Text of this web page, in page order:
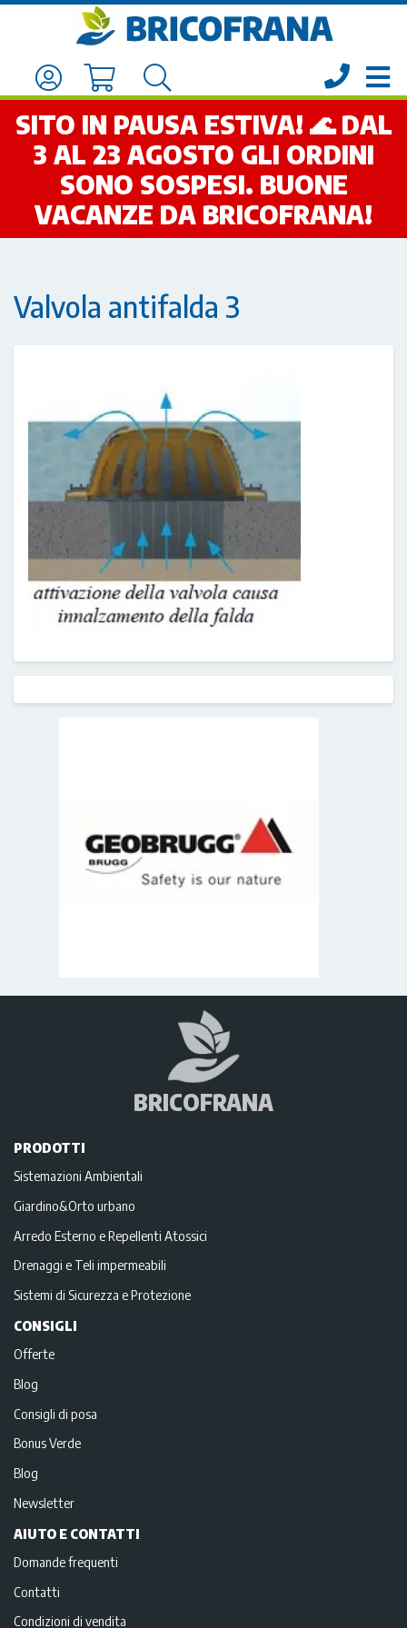
SITO IN PAUSA ESTIVA! 🌊 DAL
3 AL 23 AGOSTO GLI ORDINI
SONO SOSPESI. BUONE
VACANZE DA BRICOFRANA!
Valvola antifalda 3
BRICOFRANA
PRODOTTI
Sistemazioni Ambientali
Giardino&Orto urbano
Arredo Esterno e Repellenti Atossici
Drenaggi e Teli impermeabili
Sistemi di Sicurezza e Protezione
CONSIGLI
Offerte
Blog
Consigli di posa
Bonus Verde
Blog
Newsletter
AIUTO E CONTATTI
Domande frequenti
Contatti
Condizioni di vendita